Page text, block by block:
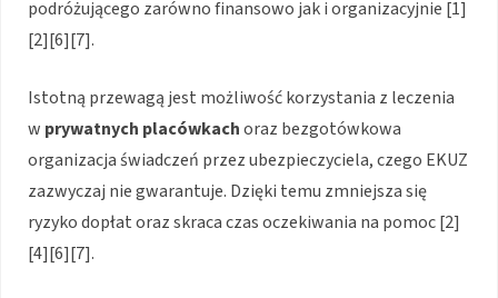
podróżującego zarówno finansowo jak i organizacyjnie [1]
[2][6][7].
Istotną przewagą jest możliwość korzystania z leczenia
w prywatnych placówkachoraz bezgotówkowa
organizacja świadczeń przez ubezpieczyciela, czego EKUZ
zazwyczaj nie gwarantuje. Dzięki temu zmniejsza się
ryzyko dopłat oraz skraca czas oczekiwania na pomoc [2]
[4][6][7].